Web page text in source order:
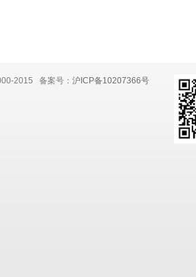
2015 备案号： 沪ICP备10207366号